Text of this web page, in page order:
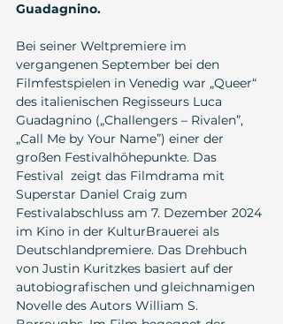
Guadagnino.
Bei seiner Weltpremiere im
vergangenen September bei den
Filmfestspielen in Venedig war „Queer“
des italienischen Regisseurs Luca
Guadagnino („Challengers – Rivalen”,
„Call Me by Your Name”) einer der
großen Festivalhöhepunkte. Das
Festival  zeigt das Filmdrama mit
Superstar Daniel Craig zum
Festivalabschluss am 7. Dezember 2024
im Kino in der KulturBrauerei als
Deutschlandpremiere. Das Drehbuch
von Justin Kuritzkes basiert auf der
autobiografischen und gleichnamigen
Novelle des Autors William S.